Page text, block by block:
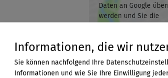
Informationen, die wir
Sie können nachfolgend Ihre
Informationen und wie Sie Ihre Einwilligung
Daten an Google
werden und Sie die